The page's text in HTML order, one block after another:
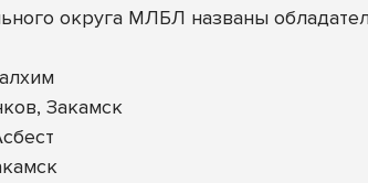
округа МЛБЛ названы
Закамск